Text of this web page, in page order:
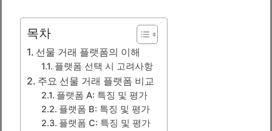
목차
선물 거래 플랫폼의 이해
플랫폼 선택 시 고려사항
주요 선물 거래 플랫폼 비교
플랫폼 A: 특징 및 평가
플랫폼 B: 특징 및 평가
플랫폼 C: 특징 및 평가